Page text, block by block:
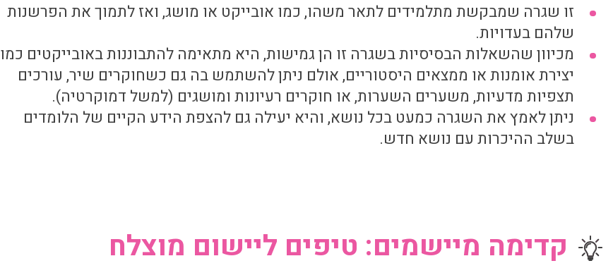
זו שגרה שמבקשת מתלמידים לתאר משהו, כמו אובייקט או מושג, ואז לתמוך את הפרשנות
שלהם בעדויות.
מכיוון שהשאלות הבסיסיות בשגרה זו הן גמישות, היא מתאימה להתבוננות באובייקטים כמו
יצירת אומנות או ממצאים היסטוריים, אולם ניתן להשתמש בה גם כשחוקרים שיר, עורכים
תצפיות מדעיות, משערים השערות, או חוקרים רעיונות ומושגים (למשל דמוקרטיה).
ניתן לאמץ את השגרה כמעט בכל נושא, והיא יעילה גם להצפת הידע הקיים של הלומדים
בשלב ההיכרות עם נושא חדש.
קדימה מיישמים: טיפים ליישום מוצלח